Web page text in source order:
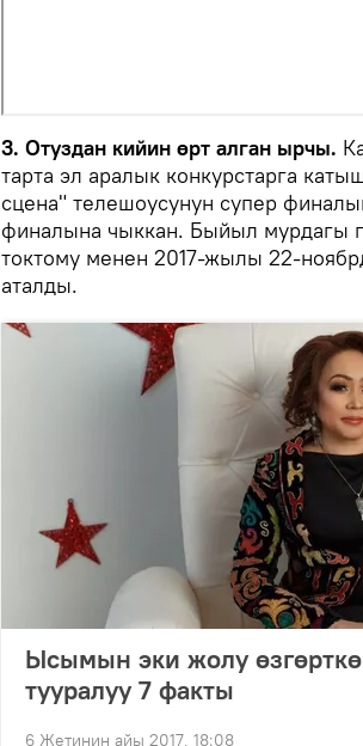
3. Отуздан кийин өрт алган ырчы.
тарта эл аралык конкурстарга
сцена" телешоусунун супер
финалына чыккан. Быйыл мурдагы
токтому менен 2017-жылы 22-
аталды.
Ысымын эки жолу
тууралуу 7 факты
6 Жетинин айы 2017, 18:08